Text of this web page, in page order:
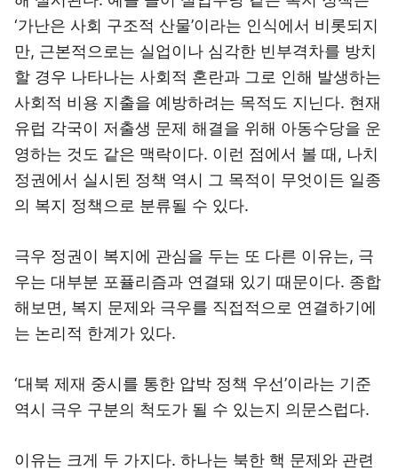
‘가난은 사회 구조적 산물’이라는 인식에서 비롯되지
만, 근본적으로는 실업이나 심각한 빈부격차를 방치
할 경우 나타나는 사회적 혼란과 그로 인해 발생하는
사회적 비용 지출을 예방하려는 목적도 지닌다. 현재
유럽 각국이 저출생 문제 해결을 위해 아동수당을 운
영하는 것도 같은 맥락이다. 이런 점에서 볼 때, 나치
정권에서 실시된 정책 역시 그 목적이 무엇이든 일종
의 복지 정책으로 분류될 수 있다.
극우 정권이 복지에 관심을 두는 또 다른 이유는, 극
우는 대부분 포퓰리즘과 연결돼 있기 때문이다. 종합
해보면, 복지 문제와 극우를 직접적으로 연결하기에
는 논리적 한계가 있다.
‘대북 제재 중시를 통한 압박 정책 우선’이라는 기준
역시 극우 구분의 척도가 될 수 있는지 의문스럽다.
이유는 크게 두 가지다. 하나는 북한 핵 문제와 관련